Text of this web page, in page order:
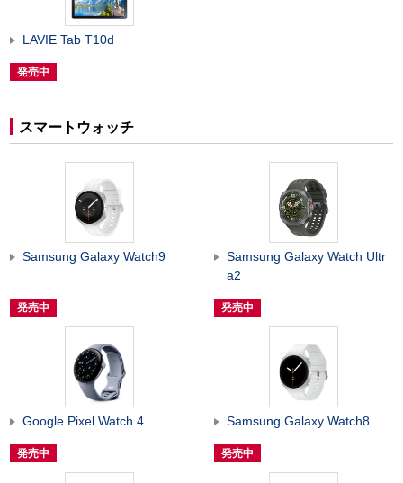
LAVIE Tab T10d
発売中
スマートウォッチ
Samsung Galaxy Watch9
発売中
Samsung Galaxy Watch Ultr
a2
発売中
Google Pixel Watch 4
発売中
Samsung Galaxy Watch8
発売中